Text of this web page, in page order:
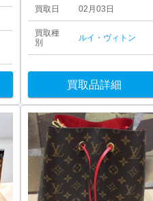
買取日 02月03日
買取種
別
ルイ・ヴィトン
買取品詳細